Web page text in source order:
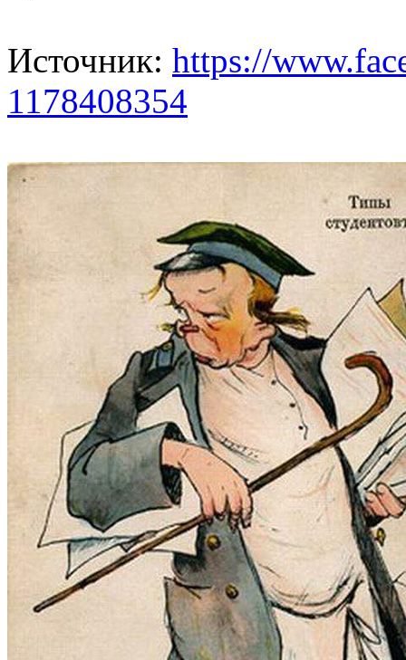
Источник: https://
1178408354